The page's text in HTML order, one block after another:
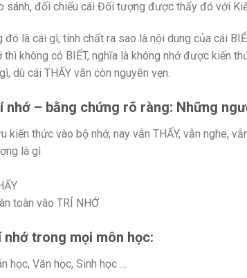
sánh, đối chiếu cái Đối tượng được thấy đó với
đó là cái gì, tính chất ra sao là nội dung của cái
không có BIẾT, nghĩa là không nhớ được kiến
dù cái THẤY vẫn còn nguyên vẹn.
nhớ – bằng chứng rõ ràng: Những
kiến thức vào bộ nhớ, nay vẫn THẤY, vẫn nghe,
là gì
toàn vào TRÍ NHỚ
nhớ trong mọi môn học:
học, Văn học, Sinh học …